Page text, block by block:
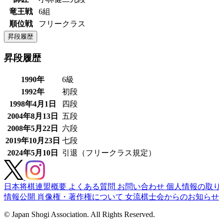
竜王戦
6組
順位戦
フリークラス
昇段履歴
昇段履歴
1990年
6級
1992年
初段
1998年4月1日
四段
2004年8月13日
五段
2008年5月22日
六段
2019年10月23日 七段
2024年5月10日
引退（フリークラス規定）
日本将棋連盟概要 よくある質問 お問い合わせ 個人情報の取
情報公開 肖像権・著作権について 女流棋士会からのお知らせ
© Japan Shogi Association. All Rights Reserved.